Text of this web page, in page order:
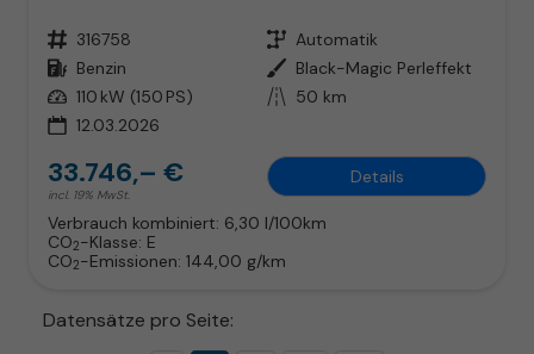
Fahrzeugnr. 316758 Getriebe Automatik
Kraftstoff Benzin Außenfarbe Black-Magic Perleffekt
Leistung 110 kW (150 PS) Kilometerstand 50 km
12.03.2026
33.746,– €
incl. 19% MwSt.
Details
Verbrauch kombiniert: 6,30 l/100km
CO2-Klasse: E
CO2-Emissionen: 144,00 g/km
Datensätze pro Seite: